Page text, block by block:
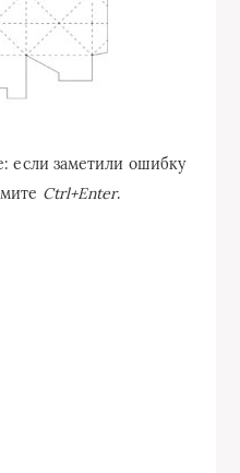
если заметили ошибку
Ctrl+Enter.